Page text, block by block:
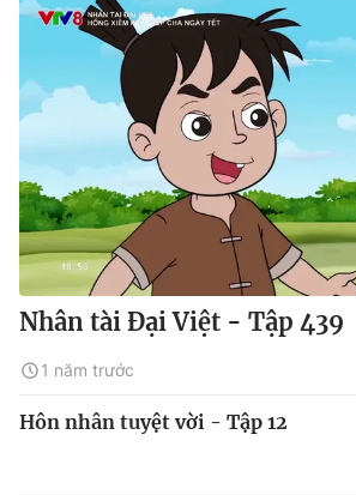
Nhân tài Đại Việt - Tập 439
1 năm trước
Hôn nhân tuyệt vời - Tập 12